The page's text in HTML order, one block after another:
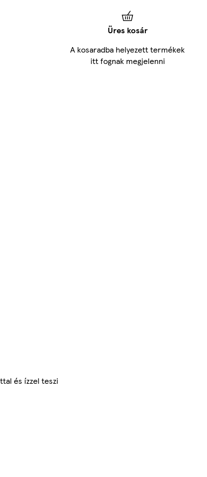
és ízzel teszi
Üres kosár
A kosaradba helyezett termékek
itt fognak megjelenni